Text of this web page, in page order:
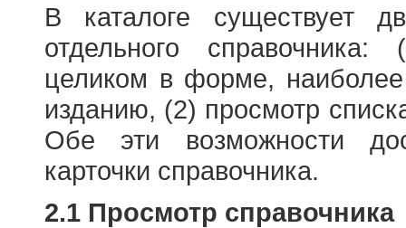
В каталоге существует
отдельного
целиком в форме,
изданию, (2) просмотр
Обе эти возможности
карточки справочника.
2.1 Просмотр справочника